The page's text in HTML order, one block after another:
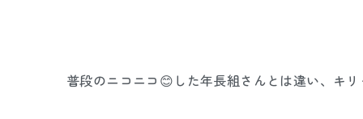
普段のニコニコ😊した年長組さんとは違い、キ